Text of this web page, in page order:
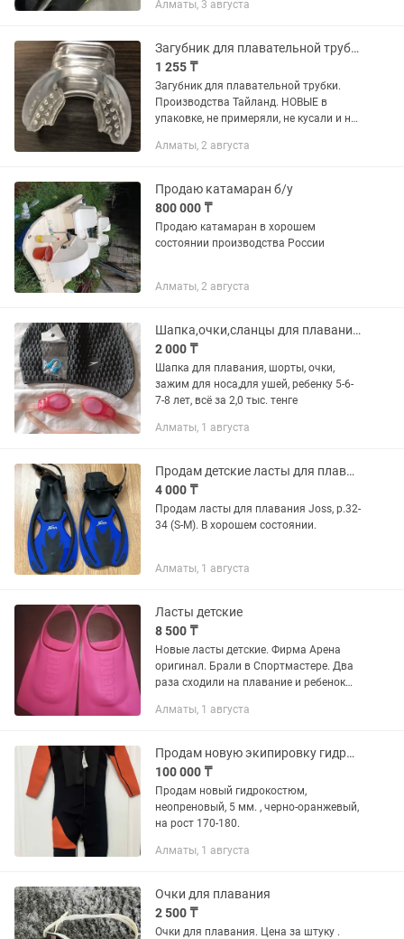
Алматы, 3 августа
Загубник для плавательной трубки
1 255 ₸
Загубник для плавательной трубки.
Производства Тайланд. НОВЫЕ в
упаковке, не примеряли, не кусали и не
универсальный загубник из 100%
помогающее...
Алматы, 2 августа
Продаю катамаран б/у
800 000 ₸
Продаю катамаран в хорошем
состоянии производства России
Алматы, 2 августа
Шапка,очки,сланцы для плавания 6-7лет
2 000 ₸
Шапка для плавания, шорты, очки,
зажим для носа,для ушей, ребенку 5-6-
7-8 лет, всё за 2,0 тыс. тенге
Алматы, 1 августа
Продам детские ласты для плавания Joss
4 000 ₸
Продам ласты для плавания Joss, р.32-
34 (S-M). В хорошем состоянии.
Алматы, 1 августа
Ласты детские
8 500 ₸
Новые ласты детские. Фирма Арена
оригинал. Брали в Спортмастере. Два
раза сходили на плавание и ребенок
Алматы, 1 августа
Продам новую экипировку гидрокостюм
100 000 ₸
Продам новый гидрокостюм,
неопреновый, 5 мм. , черно-оранжевый,
на рост 170-180.
Алматы, 1 августа
Очки для плавания
2 500 ₸
Очки для плавания. Цена за штуку .